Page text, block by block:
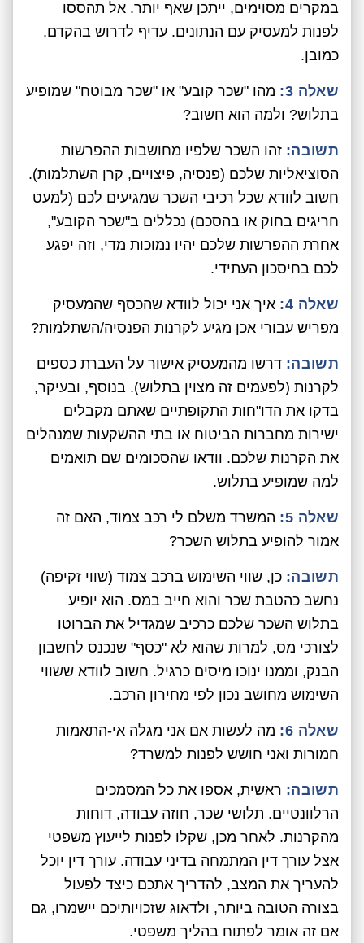
במקרים מסוימים, ייתכן שאף יותר. אל תהססו
לפנות למעסיק עם הנתונים. עדיף לדרוש בהקדם,
כמובן.
שאלה 3:
מהו "שכר קובע" או "שכר מבוטח" שמופיע
בתלוש? ולמה הוא חשוב?
תשובה: זהו השכר שלפיו מחושבות ההפרשות
הסוציאליות שלכם (פנסיה, פיצויים, קרן השתלמות).
חשוב לוודא שכל רכיבי השכר שמגיעים לכם (למעט
חריגים בחוק או בהסכם) נכללים ב"שכר הקובע",
אחרת ההפרשות שלכם יהיו נמוכות מדי, וזה יפגע
לכם בחיסכון העתידי.
שאלה 4:
איך אני יכול לוודא שהכסף שהמעסיק
מפריש עבורי אכן מגיע לקרנות הפנסיה/השתלמות?
תשובה: דרשו מהמעסיק אישור על העברת כספים
לקרנות (לפעמים זה מצוין בתלוש). בנוסף, ובעיקר,
בדקו את הדו"חות התקופתיים שאתם מקבלים
ישירות מחברות הביטוח או בתי ההשקעות שמנהלים
את הקרנות שלכם. וודאו שהסכומים שם תואמים
למה שמופיע בתלוש.
שאלה 5:
המשרד משלם לי רכב צמוד, האם זה
אמור להופיע בתלוש השכר?
תשובה: כן, שווי השימוש ברכב צמוד (שווי זקיפה)
נחשב כהטבת שכר והוא חייב במס. הוא יופיע
בתלוש השכר שלכם כרכיב שמגדיל את הברוטו
לצורכי מס, למרות שהוא לא "כסף" שנכנס לחשבון
הבנק, וממנו ינוכו מיסים כרגיל. חשוב לוודא ששווי
השימוש מחושב נכון לפי מחירון הרכב.
שאלה 6:
מה לעשות אם אני מגלה אי-התאמות
חמורות ואני חושש לפנות למשרד?
תשובה: ראשית, אספו את כל המסמכים
הרלוונטיים. תלושי שכר, חוזה עבודה, דוחות
מהקרנות. לאחר מכן, שקלו לפנות לייעוץ משפטי
אצל עורך דין המתמחה בדיני עבודה. עורך דין יוכל
להעריך את המצב, להדריך אתכם כיצד לפעול
בצורה הטובה ביותר, ולדאוג שזכויותיכם יישמרו, גם
אם זה אומר לפתוח בהליך משפטי.